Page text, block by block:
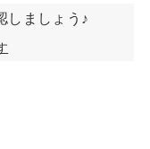
しましょう♪